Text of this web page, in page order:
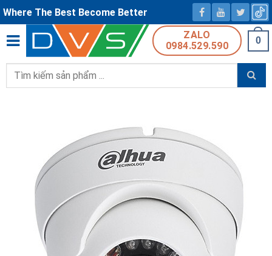
Where The Best Become Better
ZALO
0984.529.590
0
Tìm
kiếm: